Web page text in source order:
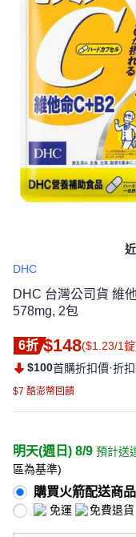
DHC
DHC 台灣公司貨 維
578mg, 2包
6折 $148($1.23/1
$100首購折扣價·折
$7 酷澎幣回饋
明天(週日) 8/9 預計送
區為基準)
購買火箭配送商
免運 免費退貨